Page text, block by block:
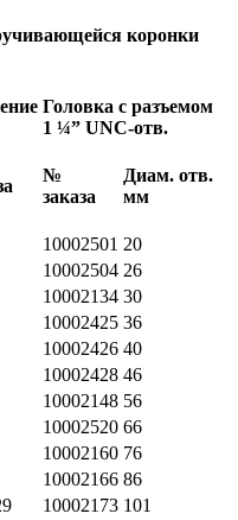
коронки
Головка с разъемом
1 ¼” UNC-отв.
№
заказа
Диам. отв.
мм
10002501 20
10002504 26
10002134 30
10002425 36
10002426 40
10002428 46
10002148 56
10002520 66
10002160 76
10002166 86
10002173 101